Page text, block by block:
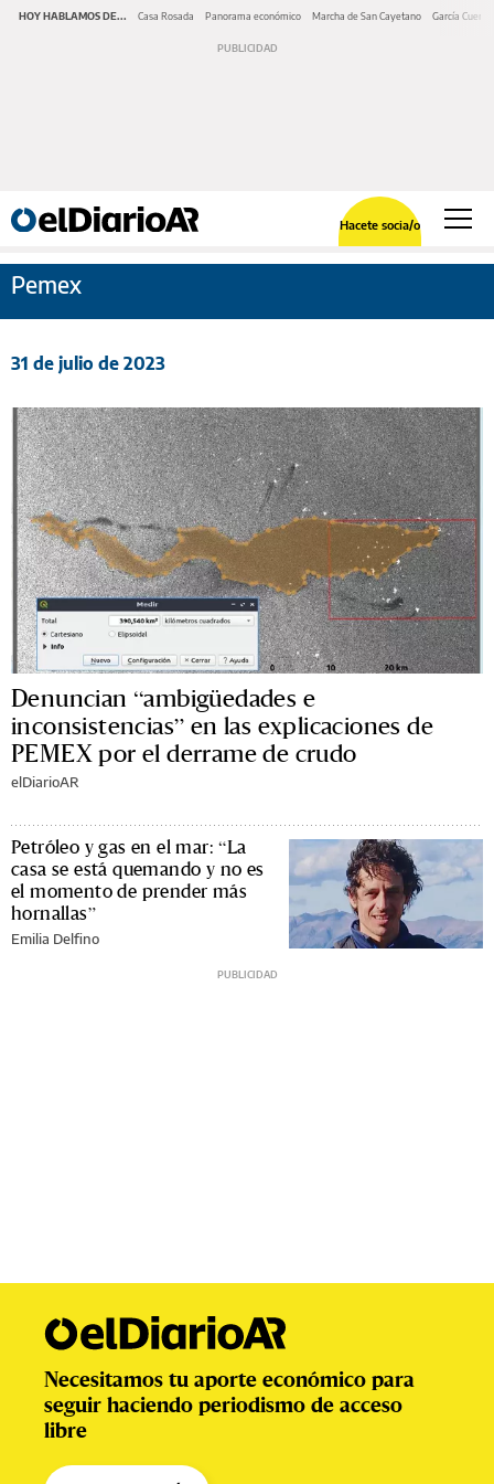
HOY HABLAMOS DE... Casa Rosada Panorama económico Marcha de San Cayetano García Cuerva
Hacete socia/o
Pemex
31 de julio de 2023
Denuncian “ambigüedades e
inconsistencias” en las explicaciones de
PEMEX por el derrame de crudo
elDiarioAR
Petróleo y gas en el mar: “La
casa se está quemando y no es
el momento de prender más
hornallas”
Emilia Delfino
Necesitamos tu aporte económico para
seguir haciendo periodismo de acceso
libre